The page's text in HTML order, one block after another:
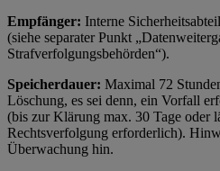
Empfänger: Interne
(siehe separater Punkt
Strafverfolgungsbehörden“).
Speicherdauer: Maximal 72
Löschung, es sei denn, ein Vorfall
(bis zur Klärung max. 30 Tage oder
Rechtsverfolgung erforderlich).
Überwachung hin.